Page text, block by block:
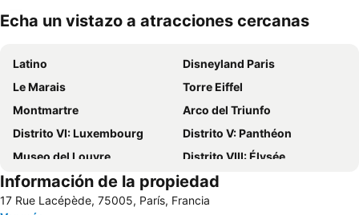
Echa un vistazo a atracciones cercanas
Latino
Disneyland Paris
Le Marais
Torre Eiffel
Montmartre
Arco del Triunfo
Distrito VI: Luxembourg
Distrito V: Panthéon
Museo del Louvre
Distrito VIII: Élysée
St-Germain-des-Prés
Ópera Nacional de París Palacio Garnier
Catedral de Notre Dame
Châtelet Metro Station
Información de la propiedad
17 Rue Lacépède, 75005, París, Francia